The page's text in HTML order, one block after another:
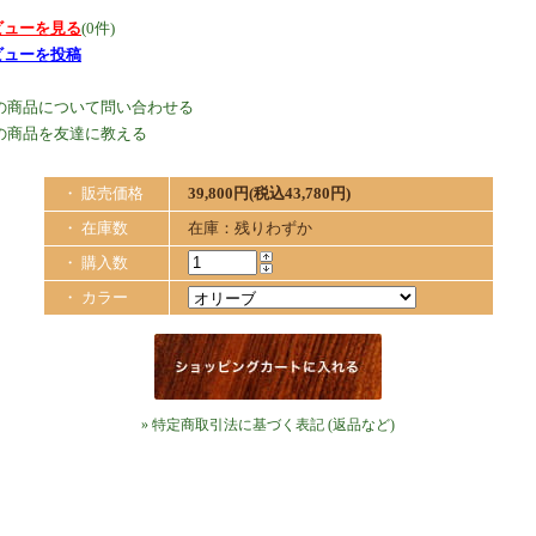
ューを見る(0件)
ューを投稿
商品について問い合わせる
商品を友達に教える
・ 販売価格
39,800円(税込43,780円)
・ 在庫数
在庫：残りわずか
・ 購入数
・ カラー
» 特定商取引法に基づく表記 (返品など)